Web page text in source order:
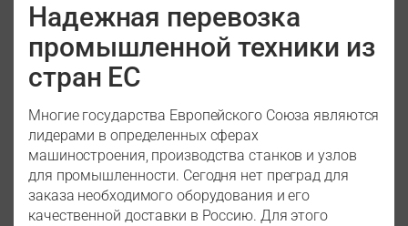
Надежная перевозка
промышленной техники из
стран ЕС
Многие государства Европейского Союза являются
лидерами в определенных сферах
машиностроения, производства станков и узлов
для промышленности. Сегодня нет преград для
заказа необходимого оборудования и его
качественной доставки в Россию. Для этого